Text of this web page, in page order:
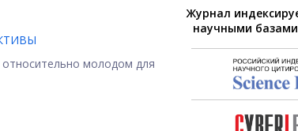
относительно молодом для
Журнал
научными